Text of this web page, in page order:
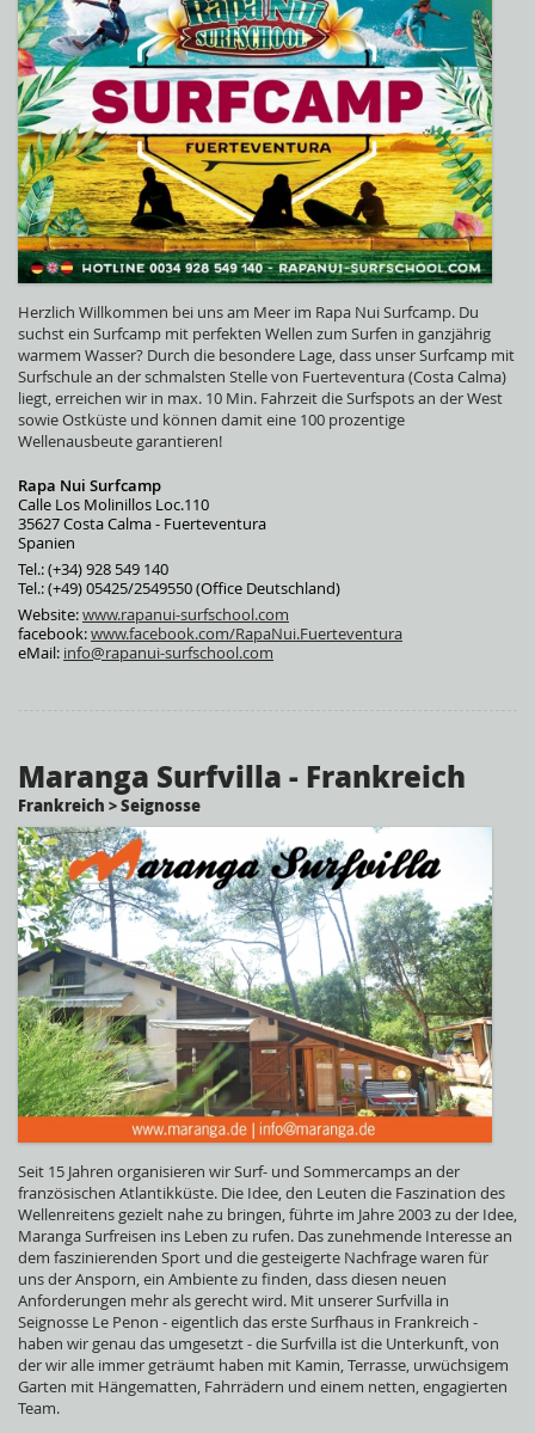
Herzlich Willkommen bei uns am Meer im Rapa Nui Surfcamp. Du
suchst ein Surfcamp mit perfekten Wellen zum Surfen in ganzjährig
warmem Wasser? Durch die besondere Lage, dass unser Surfcamp mit
Surfschule an der schmalsten Stelle von Fuerteventura (Costa Calma)
liegt, erreichen wir in max. 10 Min. Fahrzeit die Surfspots an der West
sowie Ostküste und können damit eine 100 prozentige
Wellenausbeute garantieren!
Rapa Nui Surfcamp
Calle Los Molinillos Loc.110
35627 Costa Calma - Fuerteventura
Spanien
Tel.: (+34) 928 549 140
Tel.: (+49) 05425/2549550 (Office Deutschland)
Website:www.rapanui-surfschool.com
facebook:www.facebook.com/RapaNui.Fuerteventura
eMail: info@rapanui-surfschool.com
Maranga Surfvilla - Frankreich
Frankreich > Seignosse
Seit 15 Jahren organisieren wir Surf- und Sommercamps an der
französischen Atlantikküste. Die Idee, den Leuten die Faszination des
Wellenreitens gezielt nahe zu bringen, führte im Jahre 2003 zu der Idee,
Maranga Surfreisen ins Leben zu rufen. Das zunehmende Interesse an
dem faszinierenden Sport und die gesteigerte Nachfrage waren für
uns der Ansporn, ein Ambiente zu finden, dass diesen neuen
Anforderungen mehr als gerecht wird. Mit unserer Surfvilla in
Seignosse Le Penon - eigentlich das erste Surfhaus in Frankreich -
haben wir genau das umgesetzt - die Surfvilla ist die Unterkunft, von
der wir alle immer geträumt haben mit Kamin, Terrasse, urwüchsigem
Garten mit Hängematten, Fahrrädern und einem netten, engagierten
Team.